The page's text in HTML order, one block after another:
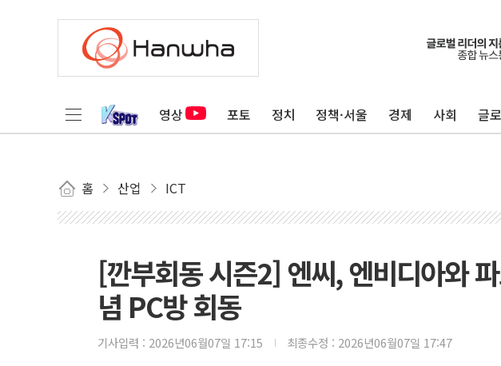
영상 포토 정치 정책·서울 경제 사회 글
홈 산업 ICT
[깐부회동 시즌2] 엔씨, 엔비디아와
념 PC방 회동
기사입력 : 2026년06월07일 17:15 최종수정 : 2026년06월07일 17:47